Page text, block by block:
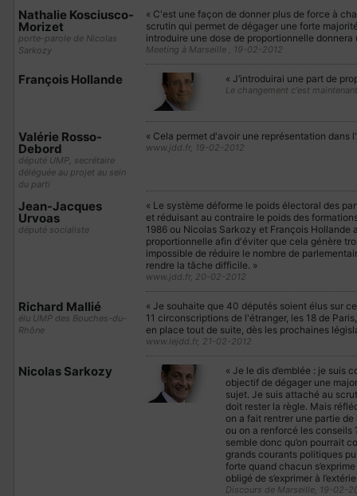
Nathalie Kosciusco-
Morizet
porte-parole de Nicolas
Sarkozy
« C'est une façon de donner plus de force à
scrutin qui permet de dégager une forte
introduire une dose de proportionnelle
Meeting à Marseille , 19-02-2012
François Hollande « J’introduirai une part de
Le changement c'est
Valérie Rosso-
Debord
député UMP, secrétaire
déléguée au projet au sein
du parti
« Cela permet d'avoir une représentation dans
www.jdd.fr, 19-02-2012
Jean-Jacques
Urvoas
député socialiste
« Le système déforme le poids électoral des
et réduisant au contraire le poids des
1986 ou Nicolas Sarkozy et François
proportionnelle afin d'éviter que cela génère
impossible de réduire le nombre de
rendre la tâche difficile. »
www.jdd.fr, 20-02-2012
Richard Mallié
élu UMP des Bouches-du-
Rhône
« Je souhaite que 40 députés soient élus sur
11 circonscriptions de l'étranger, les 18 de
en place tout de suite, dès les prochaines
www.lejdd.fr, 21-02-2012
Nicolas Sarkozy
« Je le dis d’emblée : je suis
objectif de dégager une
sujet. Je suis attaché au
doit rester la règle. Mais
on a fait rentrer une partie
ou on a renforcé les conseils
semble donc qu’on pourrait
grands courants politiques
forte quand chacun
obligé de s’exprimer à
Discours de Marseille, 19-02-